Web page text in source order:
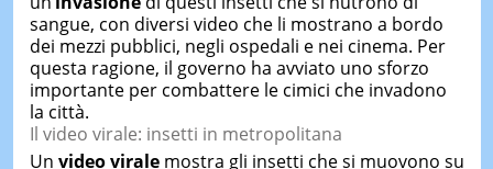
sangue, con diversi video che li mostrano a bordo
dei mezzi pubblici, negli ospedali e nei cinema. Per
questa ragione, il governo ha avviato uno sforzo
importante per combattere le cimici che invadono
la città.
Il video virale: insetti in metropolitana
Un video viralemostra gli insetti che si muovono su